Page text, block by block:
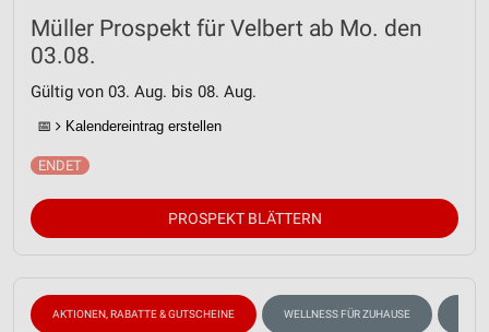
Müller Prospekt für Velbert ab Mo. den
03.08.
Gültig von 03. Aug. bis 08. Aug.
📅 Kalendereintrag erstellen
PROSPEKT BLÄTTERN
AKTIONEN, RABATTE & GUTSCHEINE WELLNESS FÜR ZUHAUSE